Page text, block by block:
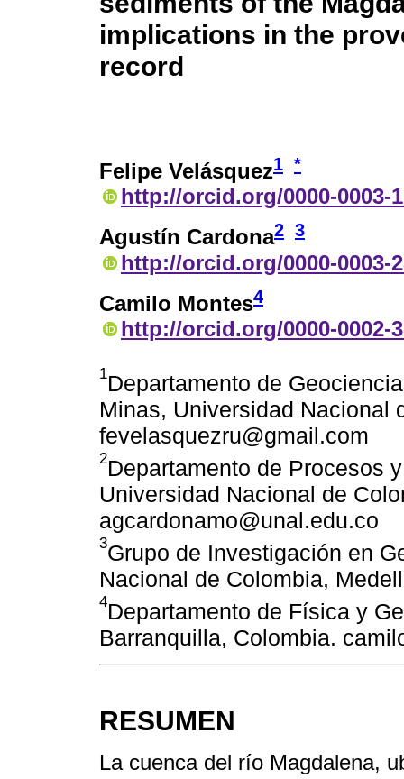
implications in the
record
Felipe Velásquez1 *
http://orcid.org/0000-0003-
Agustín Cardona2 3
http://orcid.org/0000-0003-
Camilo Montes4
http://orcid.org/0000-0002-
1Departamento de
Minas, Universidad Nacional
fevelasquezru@gmail.com
2Departamento de Procesos
Universidad Nacional de
agcardonamo@unal.edu.co
3Grupo de Investigación en
Nacional de Colombia,
4Departamento de Física y
Barranquilla, Colombia.
RESUMEN
La cuenca del río Magdalena,